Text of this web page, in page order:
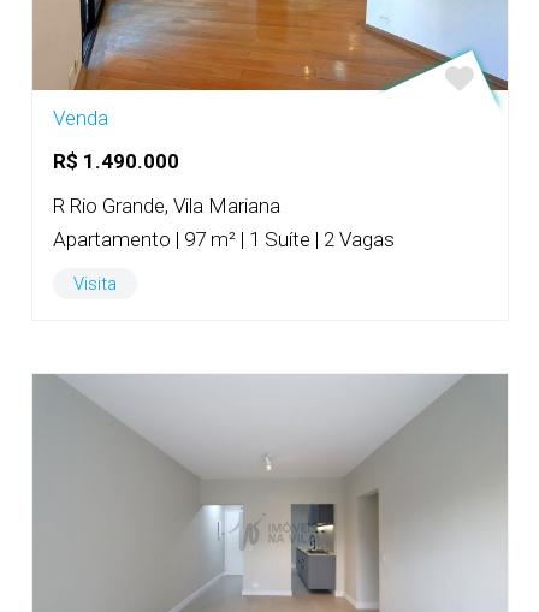
Venda
R$ 1.490.000
R Rio Grande, Vila Mariana
Apartamento | 97 m² | 1 Suíte | 2 Vagas
Visita